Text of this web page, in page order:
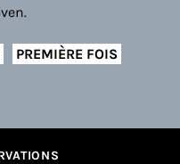
PREMIÈRE FOIS